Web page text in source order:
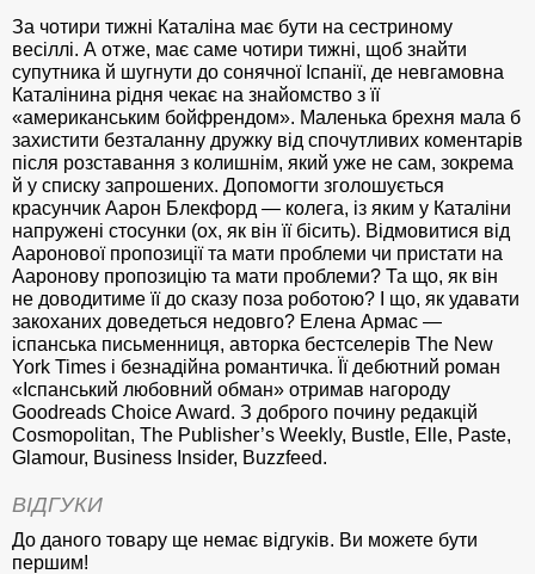
За чотири тижні Каталіна має бути на сестриному
весіллі. А отже, має саме чотири тижні, щоб знайти
супутника й шугнути до сонячної Іспанії, де невгамовна
Каталінина рідня чекає на знайомство з її
«американським бойфрендом». Маленька брехня мала б
захистити безталанну дружку від спочутливих коментарів
після розставання з колишнім, який уже не сам, зокрема
й у списку запрошених. Допомогти зголошується
красунчик Аарон Блекфорд — колега, із яким у Каталіни
напружені стосунки (ох, як він її бісить). Відмовитися від
Ааронової пропозиції та мати проблеми чи пристати на
Ааронову пропозицію та мати проблеми? Та що, як він
не доводитиме її до сказу поза роботою? І що, як удавати
закоханих доведеться недовго? Елена Армас —
іспанська письменниця, авторка бестселерів The New
York Times і безнадійна романтичка. Її дебютний роман
«Іспанський любовний обман» отримав нагороду
Goodreads Choice Award. З доброго почину редакцій
Cosmopolitan, The Publisher’s Weekly, Bustle, Elle, Paste,
Glamour, Business Insider, Buzzfeed.
ВІДГУКИ
До даного товару ще немає відгуків. Ви можете бути
першим!